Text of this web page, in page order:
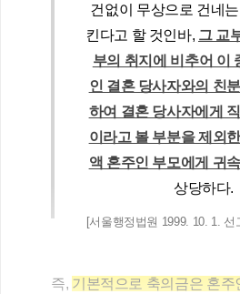
건없이 무상으로 건네
킨다고 할 것인바, 그 교
부의 취지에 비추어 이
인 결혼 당사자와의 친
하여 결혼 당사자에게
이라고 볼 부분을 제외
액 혼주인 부모에게 귀
상당하다.
[서울행정법원 1999. 10. 1. 선
즉, 기본적으로 축의금은 혼주